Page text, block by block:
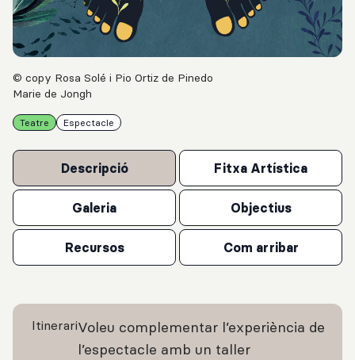
© copy Rosa Solé i Pio Ortiz de Pinedo
Marie de Jongh
Teatre Espectacle
Descripció Fitxa Artística
Galeria Objectius
Recursos Com arribar
ItinerariVoleu complementar l’experiència de
l’espectacle amb un taller